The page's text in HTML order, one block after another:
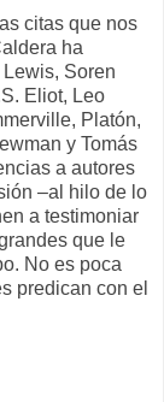
citas que nos
ha
Soren
Eliot, Leo
Platón,
y Tomás
a autores
–al hilo de lo
a testimoniar
que le
No es poca
predican con el